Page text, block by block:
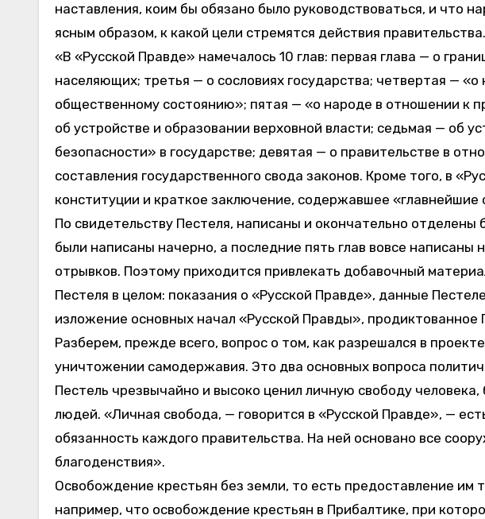
наставления, коим бы обязано было руководствоваться, и что
ясным образом, к какой цели стремятся действия
«В «Русской Правде» намечалось 10 глав: первая глава — о
населяющих; третья — о сословиях государства; четвертая —
общественному состоянию»; пятая — «о народе в отношении к
об устройстве и образовании верховной власти; седьмая — об
безопасности» в государстве; девятая — о правительстве в
составления государственного свода законов. Кроме того, в
конституции и краткое заключение, содержавшее
По свидетельству Пестеля, написаны и окончательно
были написаны начерно, а последние пять глав вовсе
отрывков. Поэтому приходится привлекать добавочный
Пестеля в целом: показания о «Русской Правде», данные
изложение основных начал «Русской Правды»,
Разберем, прежде всего, вопрос о том, как разрешался в
уничтожении самодержавия. Это два основных вопроса
Пестель чрезвычайно и высоко ценил личную свободу
людей. «Личная свобода, — говорится в «Русской Правде», —
обязанность каждого правительства. На ней основано все
благоденствия».
Освобождение крестьян без земли, то есть предоставление
например, что освобождение крестьян в Прибалтике, при